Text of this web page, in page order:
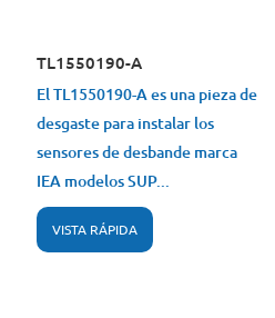
TL1550190-A
El TL1550190-A es una pieza de
desgaste para instalar los
sensores de desbande marca
IEA modelos SUP...
VISTA RÁPIDA